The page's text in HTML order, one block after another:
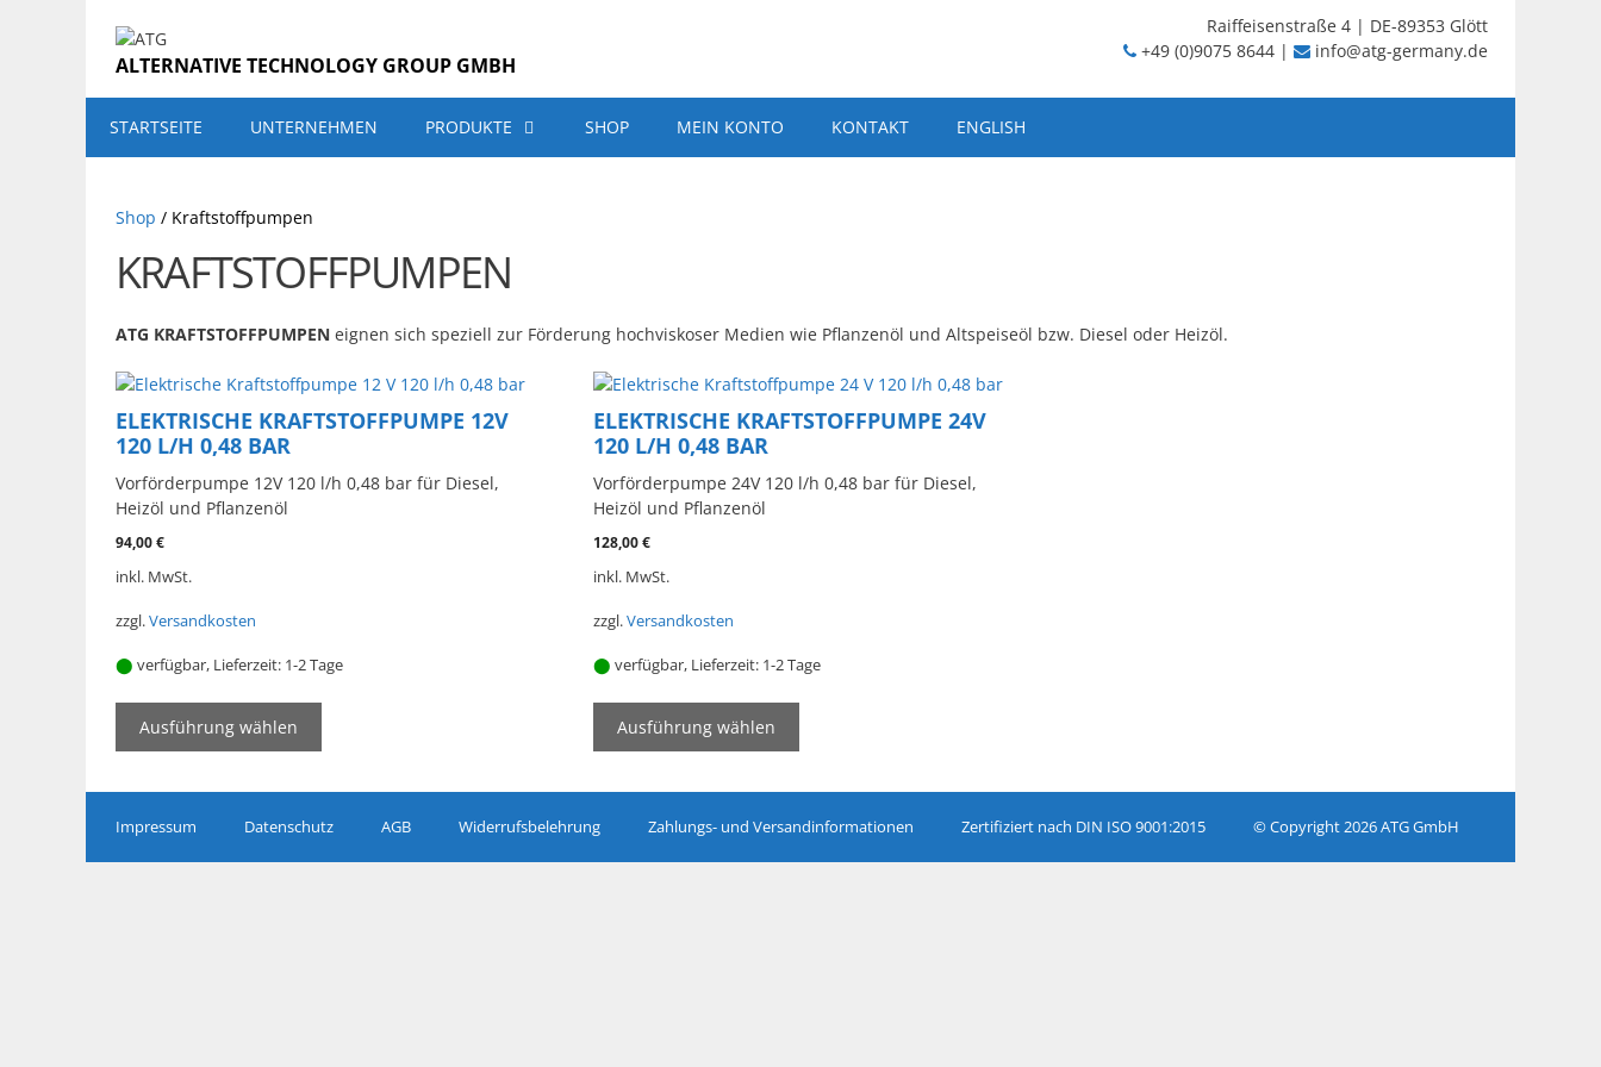
ALTERNATIVE TECHNOLOGY GROUP GMBH
Raiffeisenstraße 4 | DE-89353 Glött
+49 (0)9075 8644 |
info@atg-germany.de
STARTSEITE UNTERNEHMEN PRODUKTE SHOP MEIN KONTO KONTAKT ENGLISH
Shop / Kraftstoffpumpen
KRAFTSTOFFPUMPEN
ATG KRAFTSTOFFPUMPEN eignen sich speziell zur Förderung hochviskoser Medien wie Pflanzenöl und Altspeiseöl bzw. Diesel oder Heizöl.
ELEKTRISCHE KRAFTSTOFFPUMPE 12V
120 L/H 0,48 BAR
Vorförderpumpe 12V 120 l/h 0,48 bar für Diesel,
Heizöl und Pflanzenöl
94,00€
inkl. MwSt.
zzgl.Versandkosten
⬤ verfügbar, Lieferzeit: 1-2 Tage
Ausführung wählen
Dieses
weist
mehrere
Varianten
auf.
Die
Optionen
können
der
Produktseite
gewählt
werden
ELEKTRISCHE KRAFTSTOFFPUMPE 24V
120 L/H 0,48 BAR
Vorförderpumpe 24V 120 l/h 0,48 bar für Diesel,
Heizöl und Pflanzenöl
128,00€
inkl. MwSt.
zzgl.Versandkosten
⬤ verfügbar, Lieferzeit: 1-2 Tage
Ausführung wählen
Dieses
weist
mehrere
Varianten
auf.
Die
Optionen
können
der
Produktseite
gewählt
werden
Impressum Datenschutz AGB Widerrufsbelehrung Zahlungs- und Versandinformationen Zertifiziert nach DIN ISO 9001:2015 © Copyright 2026 ATG GmbH